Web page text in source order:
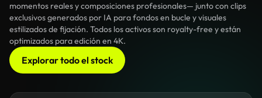
momentos reales y composiciones profesionales— junto con clips
exclusivos generados por IA para fondos en bucle y visuales
estilizados de fijación. Todos los activos son royalty-free y están
optimizados para edición en 4K.
Explorar todo el stock